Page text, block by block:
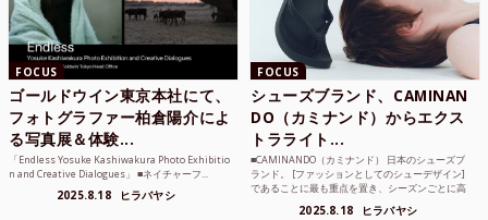
FOCUS
ゴールドウイン東京本社にて、
フォトグラファー柏倉陽介によ
る写真展＆体験...
「Endless Yosuke Kashiwakura Photo Exhibitio
n and Creative Dialogues」 ■ネイチャーフ...
2025.8.18 ヒラバヤシ
FOCUS
シューズブランド、CAMINAN
DO（カミナンド）からエクス
トラライト...
■CAMINANDO（カミナンド） 日本のシューズブ
ランド。 [ファッションとしてのシューデザイン]
であることに最も重点を置き、シーズンごとに高
2025.8.18 ヒラバヤシ